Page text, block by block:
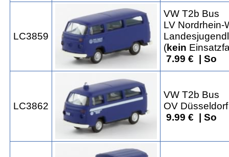
LC3859
VW T2b Bus
LV Nordrhein-
(kein
7.99 € | So
LC3862
VW T2b Bus
OV Düsseldorf
9.99 € | So